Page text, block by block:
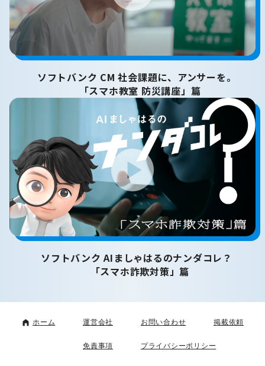
ソフトバンク CM 社会課題に、アンサーを。
「スマホ教室 防災講座」篇
ソフトバンク AIましゃはるのナンダコレ？
「スマホ詐欺対策」篇
ホーム 運営会社 お問い合わせ 掲載依頼
免責事項 プライバシーポリシー